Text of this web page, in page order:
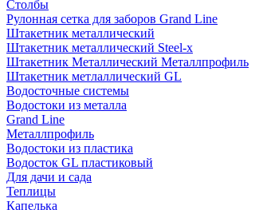
Столбы
Рулонная сетка для заборов Grand Line
Штакетник металлический
Штакетник металлический Steel-x
Штакетник Металлический Металлпрофиль
Штакетник метлаллический GL
Водосточные системы
Водостоки из металла
Grand Line
Металлпрофиль
Водостоки из пластика
Водосток GL пластиковый
Для дачи и сада
Теплицы
Капелька